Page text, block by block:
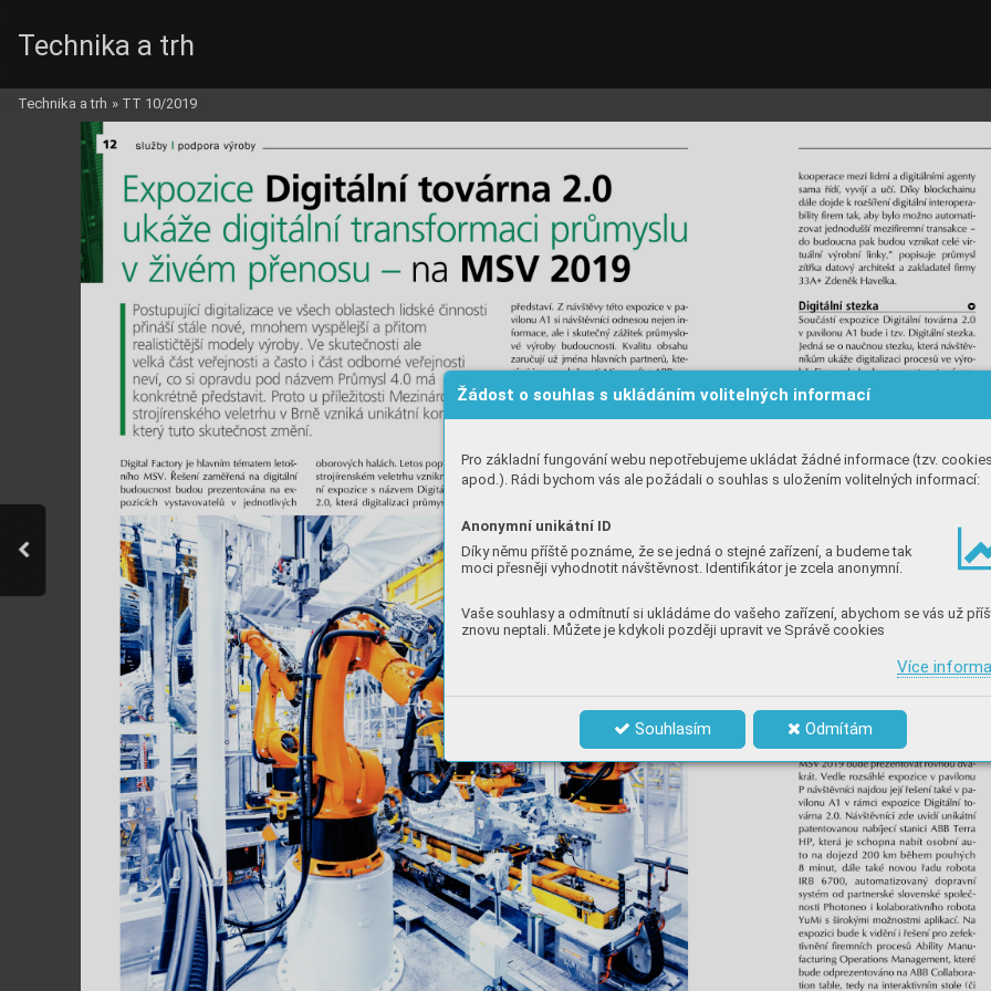
Žádost o souhlas s ukládáním volitelných informací
Pro základní fungování webu nepotřebujeme ukládat žádné informace (tzv.
apod.). Rádi bychom vás ale požádali o souhlas s uložením volitelných informací:
Anonymní unikátní ID
Díky němu příště poznáme, že se jedná o stejné zařízení, a budeme tak
moci přesněji vyhodnotit návštěvnost. Identifikátor je zcela anonymní.
Vaše souhlasy a odmítnutí si ukládáme do vašeho zařízení, abychom se vás už
znovu neptali. Můžete je kdykoli později upravit ve Správě cookies
Více
Souhlasím Odmítám
Technika a trh
Technika a trh » TT 10/2019